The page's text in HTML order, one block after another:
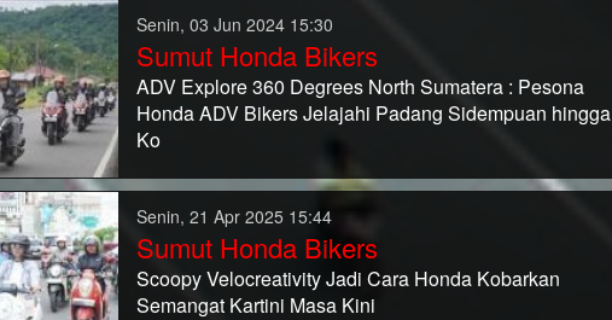
Senin, 03 Jun 2024 15:30
Sumut Honda Bikers
ADV Explore 360 Degrees North Sumatera : Pesona
Honda ADV Bikers Jelajahi Padang Sidempuan hingga
Ko
Senin, 21 Apr 2025 15:44
Sumut Honda Bikers
Scoopy Velocreativity Jadi Cara Honda Kobarkan
Semangat Kartini Masa Kini